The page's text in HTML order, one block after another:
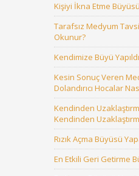
Kişiyi İkna Etme
Tarafsız Medyum
Okunur?
Kendimize Büyü
Kesin Sonuç Veren
Dolandırıcı Hocalar
Kendinden
Kendinden
Rızık Açma Büyüsü
En Etkili Geri Getirme